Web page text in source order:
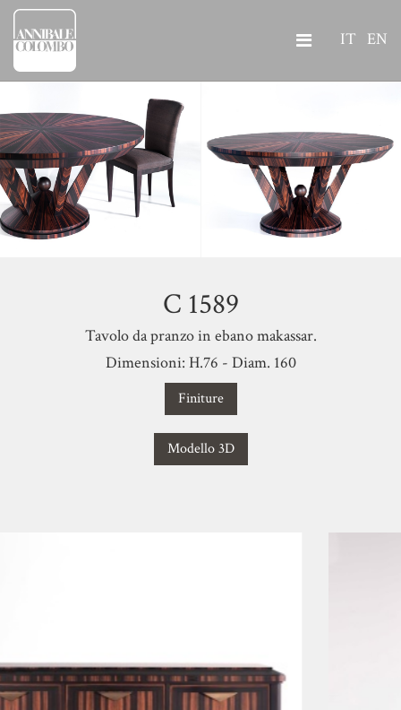
IT EN
C 1589
Tavolo da pranzo in ebano makassar.
Dimensioni: H.76 - Diam. 160
Finiture
Modello 3D